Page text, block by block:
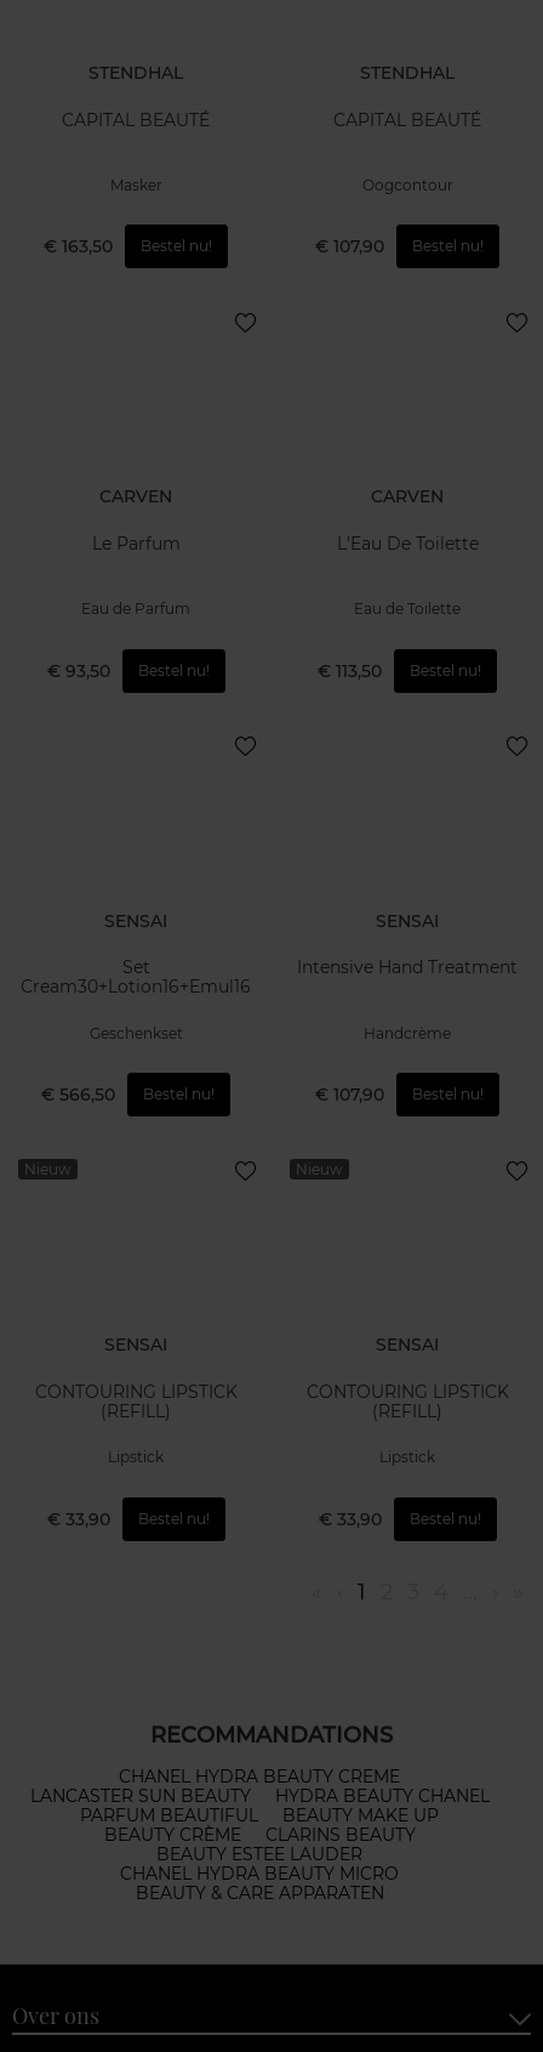
STENDHAL
CAPITAL BEAUTÉ
Masker
€ 163,50 Bestel nu!
STENDHAL
CAPITAL BEAUTÉ
Oogcontour
€ 107,90 Bestel nu!
CARVEN
Le Parfum
Eau de Parfum
€ 93,50 Bestel nu!
CARVEN
L'Eau De Toilette
Eau de Toilette
€ 113,50 Bestel nu!
SENSAI
Set
Cream30+Lotion16+Emul16
Geschenkset
€ 566,50 Bestel nu!
SENSAI
Intensive Hand Treatment
Handcrème
€ 107,90 Bestel nu!
Nieuw
SENSAI
CONTOURING LIPSTICK
(REFILL)
Lipstick
€ 33,90 Bestel nu!
Nieuw
SENSAI
CONTOURING LIPSTICK
(REFILL)
Lipstick
€ 33,90 Bestel nu!
1
RECOMMANDATIONS
CHANEL HYDRA BEAUTY CREME
LANCASTER SUN BEAUTY
HYDRA BEAUTY CHANEL
PARFUM BEAUTIFUL
BEAUTY MAKE UP
BEAUTY CRÈME
CLARINS BEAUTY
BEAUTY ESTEE LAUDER
CHANEL HYDRA BEAUTY MICRO
BEAUTY & CARE APPARATEN
Over ons